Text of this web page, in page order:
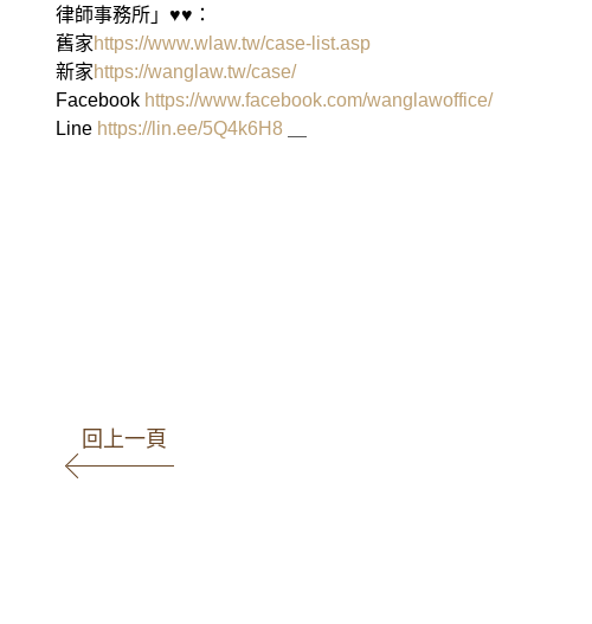
律師事務所」♥♥：
舊家https://www.wlaw.tw/case-list.asp
新家https://wanglaw.tw/case/
Facebook https://www.facebook.com/wanglawoffice/
Line https://lin.ee/5Q4k6H8
回上一頁